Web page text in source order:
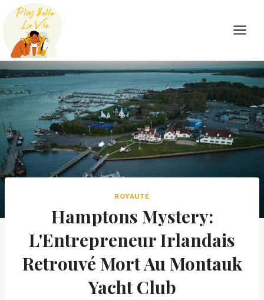
Skip
content
ROYAUTÉ
Hamptons Mystery:
L'Entrepreneur Irlandais
Retrouvé Mort Au Montauk
Yacht Club